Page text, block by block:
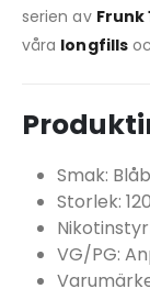
serien av Frunk
våra longfills
Smak:
Storlek:
VG/PG: